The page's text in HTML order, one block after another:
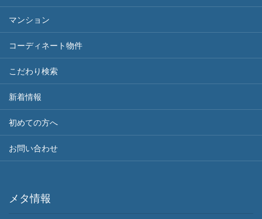
マンション
コーディネート物件
こだわり検索
新着情報
初めての方へ
お問い合わせ
メタ情報